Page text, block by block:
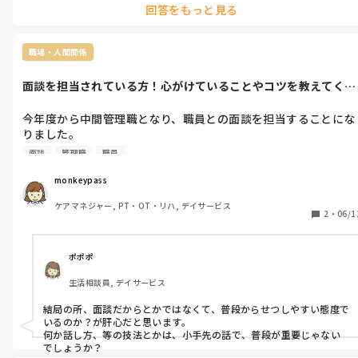
なるべく、矛盾がない様に。 回答をもっと見る
職場・人間関係
面談を担当されている方！心がけていることやコツを教えてくだ
今年度から中間管理職となり、職員との面談を担当することにな
りました。
すでに何名かとは面談を実施したのですが、どうも相手の本音や
面談を担当されている方にお聞きしたいのですが、職員との面談
で心がけていることや、話しやすい雰囲気づくりのコツなどがあ
面談 管理職 職員
monkeypass
ケアマネジャー, PT・OT・リハ, デイサービス
2 ・ 06/
ポポポ
生活相談員, デイサービス
結局の所、面談だからとかではなくて、普段からせつしやすい態度で
いるのか？が肝心だと思います。
何か話し方、等の技法とかは、小手先の話で、普段が重要じゃない
でしょうか？